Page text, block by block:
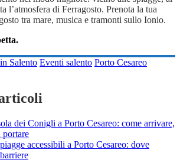
l’atmosfera di Ferragosto. Prenota la tua
tra mare, musica e tramonti sullo Ionio.
Salento Eventi salento Porto Cesareo
dei Conigli a Porto Cesareo: come arrivare,
portare
accessibili a Porto Cesareo: dove